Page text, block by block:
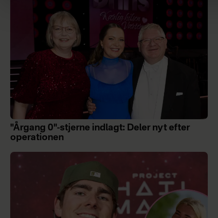
"Årgang 0"-stjerne indlagt: Deler nyt efter
operationen